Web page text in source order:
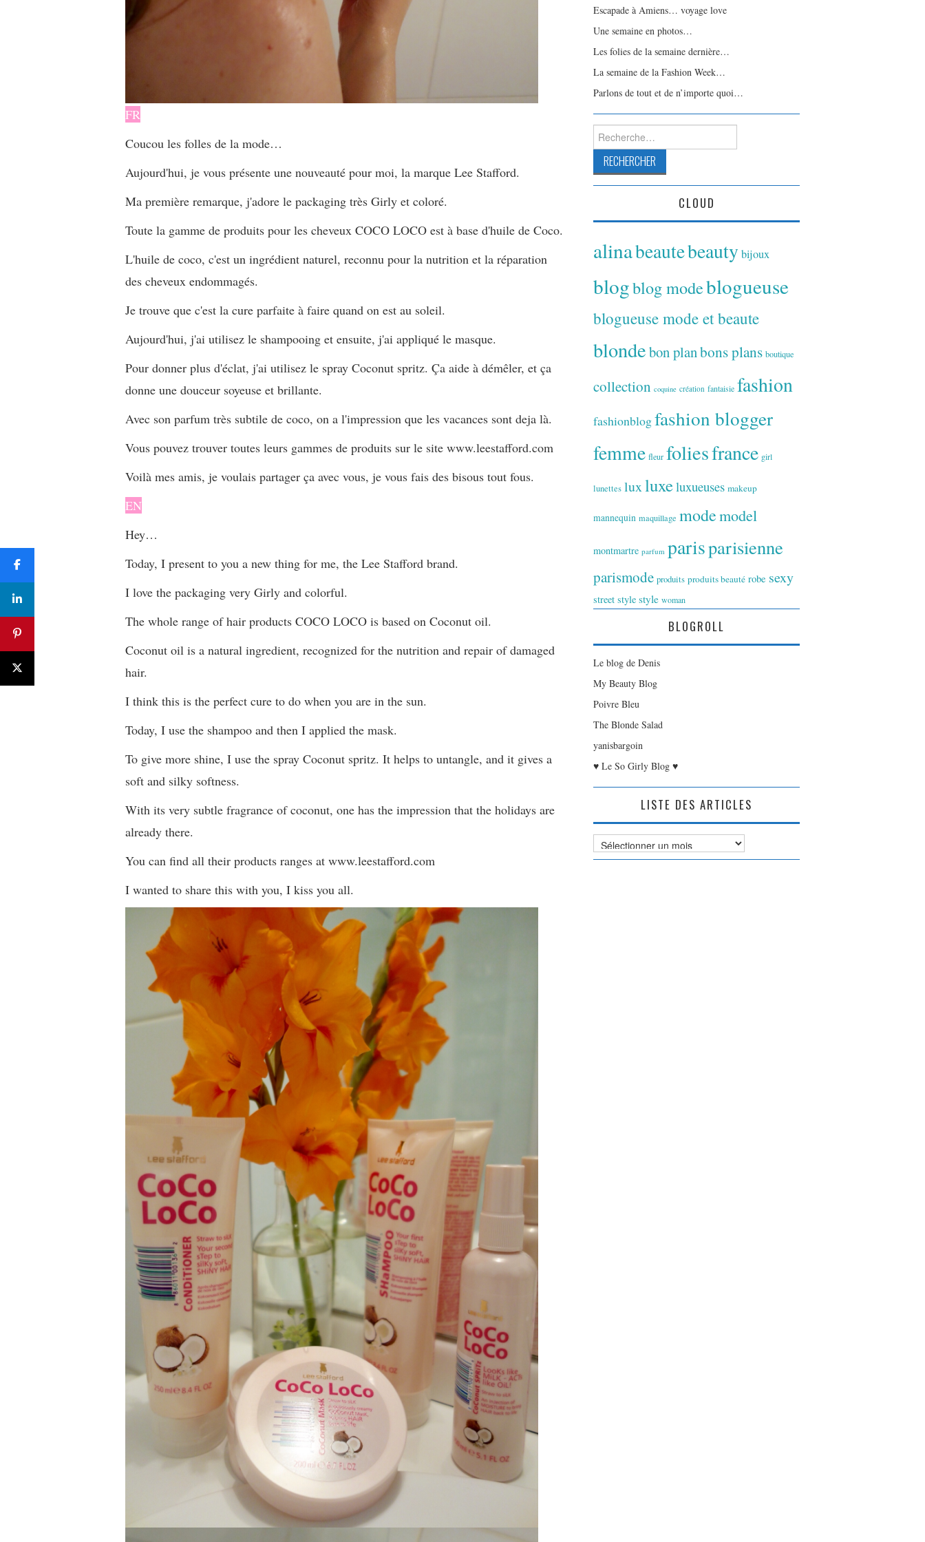
FR
Coucou les folles de la mode…
Aujourd'hui, je vous présente une nouveauté pour moi, la marque Lee Stafford.
Ma première remarque, j'adore le packaging très Girly et coloré.
Toute la gamme de produits pour les cheveux COCO LOCO est à base d'huile de Coco.
L'huile de coco, c'est un ingrédient naturel, reconnu pour la nutrition et la réparation
des cheveux endommagés.
Je trouve que c'est la cure parfaite à faire quand on est au soleil.
Aujourd'hui, j'ai utilisez le shampooing et ensuite, j'ai appliqué le masque.
Pour donner plus d'éclat, j'ai utilisez le spray Coconut spritz. Ça aide à démêler, et ça
donne une douceur soyeuse et brillante.
Avec son parfum très subtile de coco, on a l'impression que les vacances sont deja là.
Vous pouvez trouver toutes leurs gammes de produits sur le site www.leestafford.com
Voilà mes amis, je voulais partager ça avec vous, je vous fais des bisous tout fous.
EN
Hey…
Today, I present to you a new thing for me, the Lee Stafford brand.
I love the packaging very Girly and colorful.
The whole range of hair products COCO LOCO is based on Coconut oil.
Coconut oil is a natural ingredient, recognized for the nutrition and repair of damaged
hair.
I think this is the perfect cure to do when you are in the sun.
Today, I use the shampoo and then I applied the mask.
To give more shine, I use the spray Coconut spritz. It helps to untangle, and it gives a
soft and silky softness.
With its very subtle fragrance of coconut, one has the impression that the holidays are
already there.
You can find all their products ranges at www.leestafford.com
I wanted to share this with you, I kiss you all.
Escapade à Amiens… voyage love
Une semaine en photos…
Les folies de la semaine dernière…
La semaine de la Fashion Week…
Parlons de tout et de n’importe quoi…
Rechercher :
CLOUD
alinabeautebeauty bijoux
blogblog modeblogueuse
blogueuse mode et beaute
blondebon planbons plans boutique
collection coquine création fantaisie fashion
fashionblogfashion blogger
femme fleur foliesfrance girl
lunettes luxluxeluxueuses makeup
mannequin maquillage modemodel
montmartre parfum parisparisienne
parismode produits produits beauté robe sexy
street style style woman
BLOGROLL
Le blog de Denis
My Beauty Blog
Poivre Bleu
The Blonde Salad
yanisbargoin
♥ Le So Girly Blog ♥
LISTE DES ARTICLES
Liste
des